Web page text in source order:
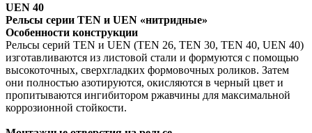
UEN 40
Рельсы серии TEN и UEN «нитридные»
Особенности конструкции
Рельсы серий TEN и UEN (TEN 26, TEN 30, TEN 40, UEN 40)
изготавливаются из листовой стали и формуются с помощью
высокоточных, сверхгладких формовочных роликов. Затем
они полностью азотируются, окисляются в черный цвет и
пропитываются ингибитором ржавчины для максимальной
коррозионной стойкости.